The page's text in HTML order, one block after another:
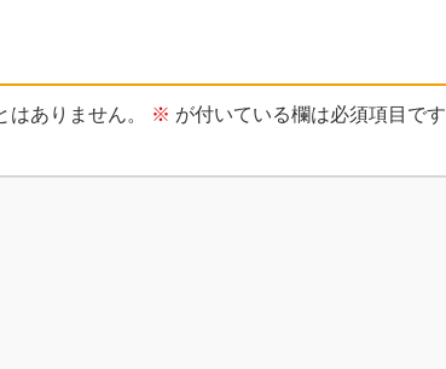
ありません。 ※ が付いている欄は必須項目です